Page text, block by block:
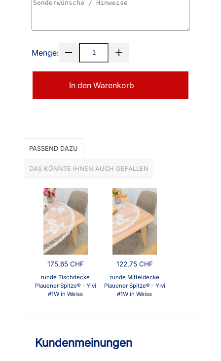
Menge:
In den Warenkorb
PASSEND DAZU
DAS KÖNNTE IHNEN AUCH GEFALLEN
175,65 CHF
runde Tischdecke
Plauener Spitze® - Ylvi
#1W in Weiss
122,75 CHF
runde Mitteldecke
Plauener Spitze® - Ylvi
#1W in Weiss
Kundenmeinungen